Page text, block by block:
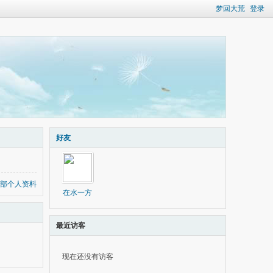
梦回大荒 登录
个人资料
好友
在水一方
最近访客
现在还没有访客